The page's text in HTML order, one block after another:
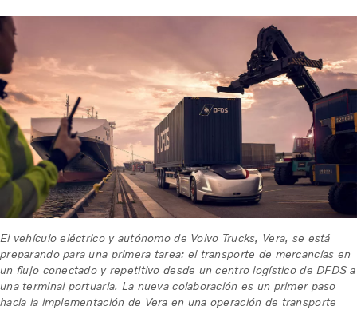
El vehículo eléctrico y autónomo de Volvo Trucks, Vera, se está
preparando para una primera tarea: el transporte de mercancías en
un flujo conectado y repetitivo desde un centro logístico de DFDS a
una terminal portuaria. La nueva colaboración es un primer paso
hacia la implementación de Vera en una operación de transporte